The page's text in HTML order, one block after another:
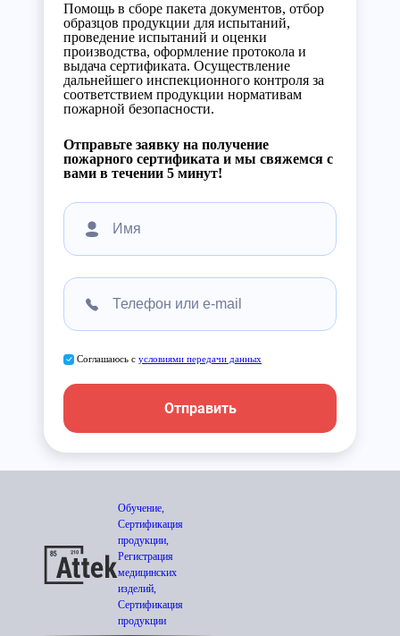
Помощь в сборе пакета документов, отбор
образцов продукции для испытаний,
проведение испытаний и оценки
производства, оформление протокола и
выдача сертификата. Осуществление
дальнейшего инспекционного контроля за
соответствием продукции нормативам
пожарной безопасности.
Отправьте заявку на получение
пожарного сертификата и мы свяжемся с
вами в течении 5 минут!
Соглашаюсь с условиями передачи данных
Отправить
Обучение,
Сертификация
продукции,
Регистрация
медицинских
изделий,
Сертификация
продукции